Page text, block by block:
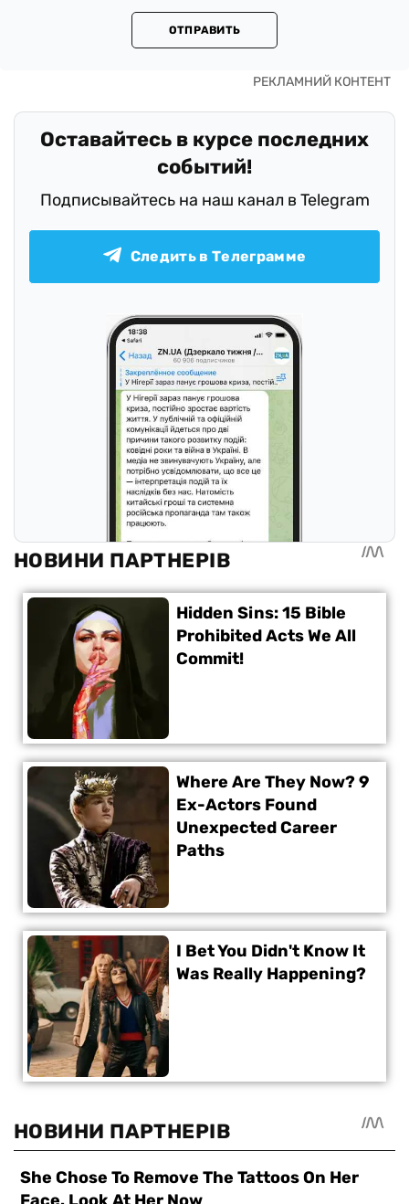
ОТПРАВИТЬ
Оставайтесь в курсе последних
событий!
Подписывайтесь на наш канал в Telegram
Следить в Телеграмме